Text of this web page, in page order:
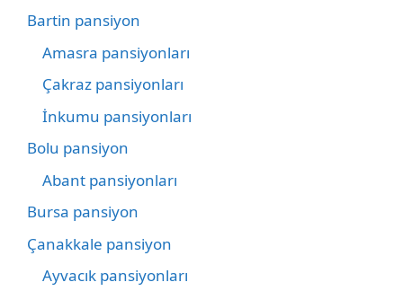
Bartin pansiyon
Amasra pansiyonları
Çakraz pansiyonları
İnkumu pansiyonları
Bolu pansiyon
Abant pansiyonları
Bursa pansiyon
Çanakkale pansiyon
Ayvacık pansiyonları